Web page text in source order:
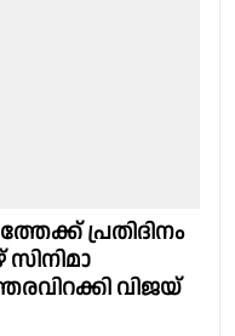
പ്രതിദിനം
വിജയ്‌